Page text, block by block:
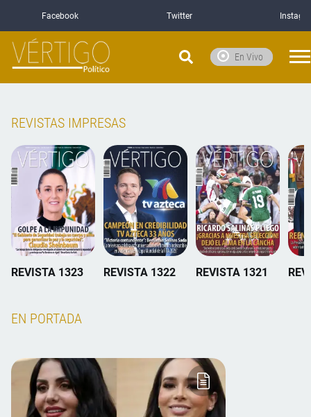
Facebook Twitter
En Vivo
REVISTAS IMPRESAS
REVISTA 1323 REVISTA 1322 REVISTA 1321
EN PORTADA